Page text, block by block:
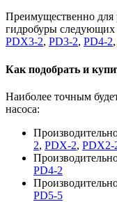
Преимущественно для
гидробуры следующих
PDX3-2, PD3-2, PD4-2,
Как подобрать и
Наиболее точным
насоса:
2, PDX-2, PDX2-
PD4-2
PD5-5